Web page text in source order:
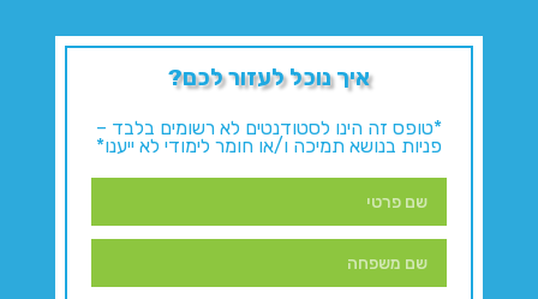
איך נוכל לעזור לכם?
*טופס זה הינו לסטודנטים לא רשומים בלבד –
פניות בנושא תמיכה ו/או חומר לימודי לא ייענו*